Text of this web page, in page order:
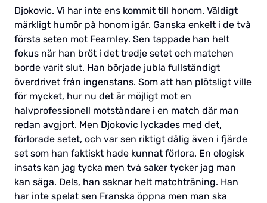
Djokovic. Vi har inte ens kommit till honom. Väldigt
märkligt humör på honom igår. Ganska enkelt i de två
första seten mot Fearnley. Sen tappade han helt
fokus när han bröt i det tredje setet och matchen
borde varit slut. Han började jubla fullständigt
överdrivet från ingenstans. Som att han plötsligt ville
för mycket, hur nu det är möjligt mot en
halvprofessionell motståndare i en match där man
redan avgjort. Men Djokovic lyckades med det,
förlorade setet, och var sen riktigt dålig även i fjärde
set som han faktiskt hade kunnat förlora. En ologisk
insats kan jag tycka men två saker tycker jag man
kan säga. Dels, han saknar helt matchträning. Han
har inte spelat sen Franska öppna men man ska